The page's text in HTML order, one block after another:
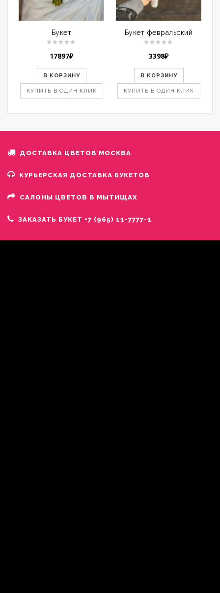
Букет
17897₽
В КОРЗИНУ
КУПИТЬ В ОДИН КЛИК
Букет февральский
3398₽
В КОРЗИНУ
КУПИТЬ В ОДИН КЛИК
ДОСТАВКА ЦВЕТОВ МОСКВА
КУРЬЕРСКАЯ ДОСТАВКА БУКЕТОВ
САЛОНЫ ЦВЕТОВ В МЫТИЩАХ
ЗАКАЗАТЬ БУКЕТ +7 (965) 11-7777-1